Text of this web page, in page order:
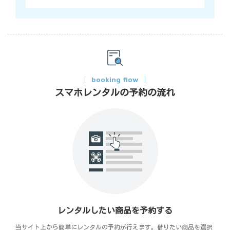
booking flow
スマホレンタルの予約の流れ
レンタルしたい商品を予約する
当サイト上から簡単にレンタルの予約が行えます。借りたい商品を選択